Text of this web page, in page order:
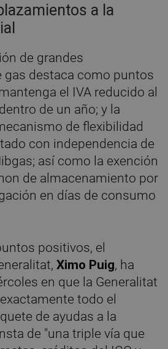
a la
de grandes
gas destaca como puntos
el IVA reducido al
de un año; y la
de flexibilidad
con independencia de
así como la exención
de almacenamiento por
en días de consumo
positivos, el
Ximo Puig, ha
en que la Generalitat
todo el
de ayudas a la
de "una triple vía que